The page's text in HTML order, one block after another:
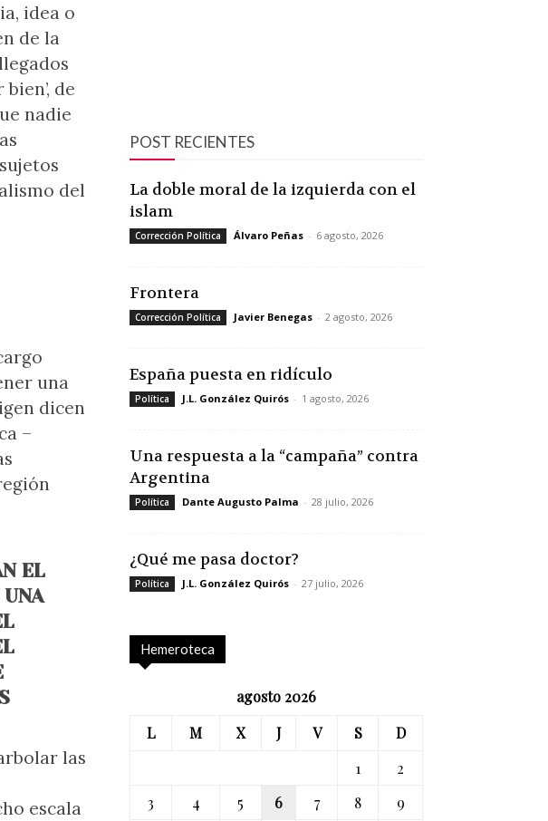
idea o
de la
de
nadie
del
una
dicen
–
EL
las
escala
POST RECIENTES
La doble moral de la izquierda con el
islam
Corrección Política Álvaro Peñas - 6 agosto, 2026
Frontera
Corrección Política Javier Benegas - 2 agosto, 2026
España puesta en ridículo
Política J.L. González Quirós - 1 agosto, 2026
Una respuesta a la “campaña” contra
Argentina
Política Dante Augusto Palma - 28 julio, 2026
¿Qué me pasa doctor?
Política J.L. González Quirós - 27 julio, 2026
Hemeroteca
agosto 2026
L
M X J V S
D
1
2
3
4 5 6 7 8
9